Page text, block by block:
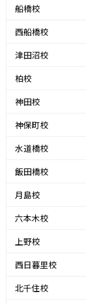
船橋校
西船橋校
津田沼校
柏校
神田校
神保町校
水道橋校
飯田橋校
月島校
六本木校
上野校
西日暮里校
北千住校